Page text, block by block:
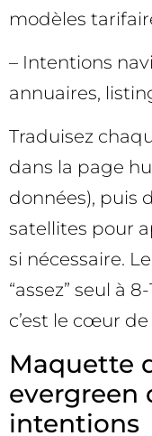
modèles
– Intentions
annuaires,
Traduisez
dans la page
données), puis
satellites pour
si nécessaire.
“assez” seul à
c’est le cœur de
Maquette
evergreen
intentions